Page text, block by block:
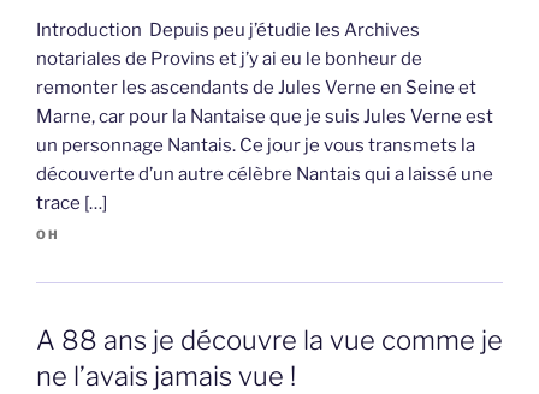
Introduction Depuis peu j’étudie les Archives
notariales de Provins et j’y ai eu le bonheur de
remonter les ascendants de Jules Verne en Seine et
Marne, car pour la Nantaise que je suis Jules Verne est
un personnage Nantais. Ce jour je vous transmets la
découverte d’un autre célèbre Nantais qui a laissé une
trace […]
OH
A 88 ans je découvre la vue comme je
ne l’avais jamais vue !